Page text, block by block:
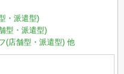
・派遣型)
型・派遣型)
(店舗型・派遣型) 他